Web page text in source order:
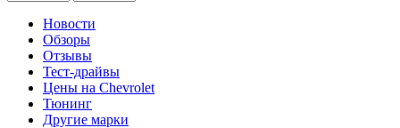
Новости
Обзоры
Отзывы
Тест-драйвы
Цены на Chevrolet
Тюнинг
Другие марки